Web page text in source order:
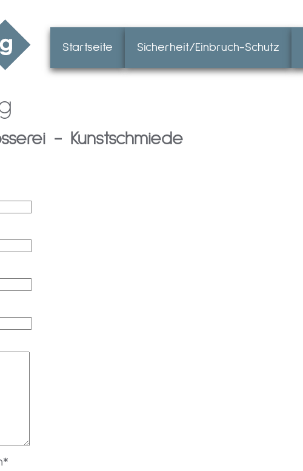
Startseite Sicherheit/Einbruch-Schutz
- Kunstschmiede